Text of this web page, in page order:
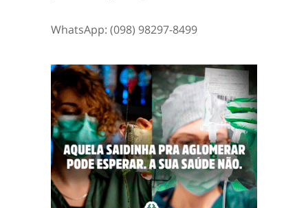
WhatsApp: (098) 98297-8499